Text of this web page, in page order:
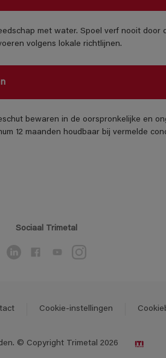
met water. Spoel verf nooit
volgens lokale richtlijnen.
bewaren in de oorspronkelijke en
12 maanden houdbaar bij vermelde
Sociaal Trimetal
Cookie-instellingen
© Copyright Trimetal 2026